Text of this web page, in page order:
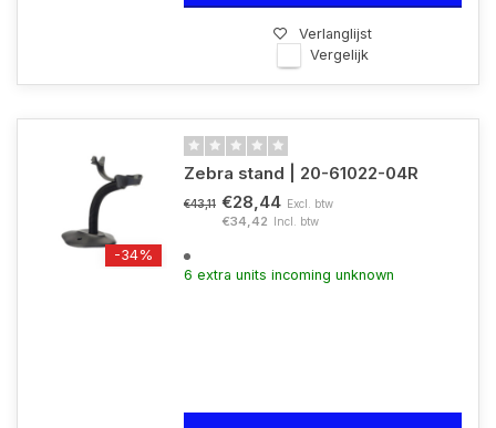
Verlanglijst
Vergelijk
-34%
Zebra stand | 20-61022-04R
€43,11 €28,44 Excl. btw
€34,42 Incl. btw
6 extra units incoming unknown